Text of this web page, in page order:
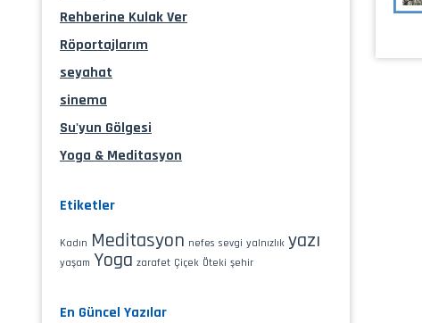
Rehberine Kulak Ver
Röportajlarım
seyahat
sinema
Su'yun Gölgesi
Yoga & Meditasyon
Etiketler
Kadın Meditasyon nefes sevgi yalnızlık yazı
yaşam Yoga zarafet Çiçek Öteki şehir
En Güncel Yazılar